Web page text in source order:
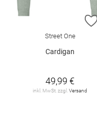
Street One
Cardigan
49,99 €
inkl. MwSt. zzgl. Versand